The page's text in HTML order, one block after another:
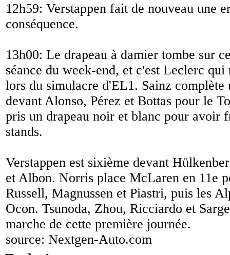
12h59: Verstappen fait de nouveau une
conséquence.
13h00: Le drapeau à damier tombe sur
séance du week-end, et c'est Leclerc qui
lors du simulacre d'EL1. Sainz complète
devant Alonso, Pérez et Bottas pour le
pris un drapeau noir et blanc pour avoir
stands.
Verstappen est sixième devant
et Albon. Norris place McLaren en 11e
Russell, Magnussen et Piastri, puis les
Ocon. Tsunoda, Zhou, Ricciardo et
marche de cette première journée.
source: Nextgen-Auto.com